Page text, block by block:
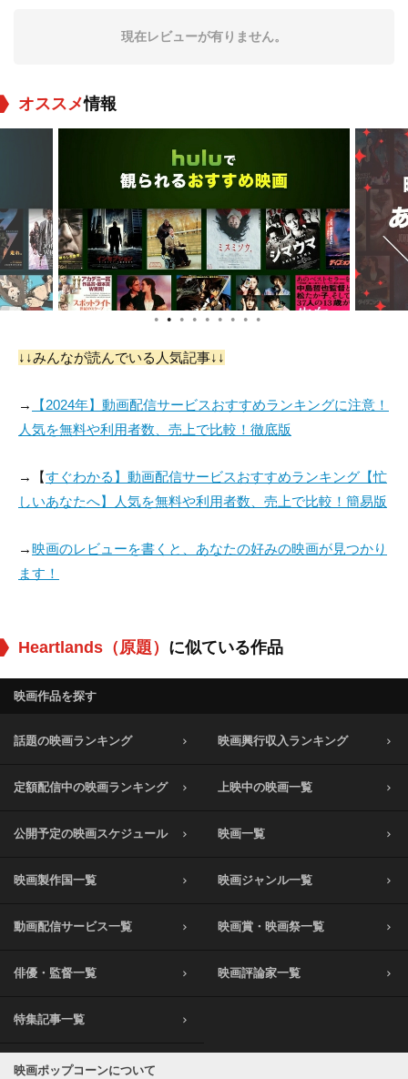
役：Shady
ジョー・デンプシー
役：Craig
Rupert Procter
役：Trevor
役：Bob Derby 役：Dennis 役：Herself
現在レビューが有りません。
オススメ情報
● ● ● ● ● ● ● ● ●
↓↓みんなが読んでいる人気記事↓↓
→
【2024年】動画配信サービスおすすめランキングに注意！
人気を無料や利用者数、売上で比較！徹底版
→【すぐわかる】動画配信サービスおすすめランキング【忙
しいあなたへ】人気を無料や利用者数、売上で比較！簡易版
→映画のレビューを書くと、あなたの好みの映画が見つかり
ます！
Heartlands（原題） に似ている作品
映画作品を探す
話題の映画ランキング 映画興行収入ランキング
定額配信中の映画ランキング 上映中の映画一覧
公開予定の映画スケジュール 映画一覧
映画製作国一覧 映画ジャンル一覧
動画配信サービス一覧 映画賞・映画祭一覧
俳優・監督一覧 映画評論家一覧
特集記事一覧
映画ポップコーンについて